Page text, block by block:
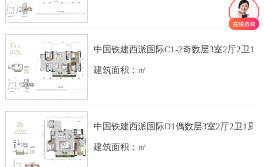
中国铁建西派国际C1-2奇数层3室2厅2卫1
建筑面积：㎡
中国铁建西派国际D1偶数层3室2厅2卫1厨
建筑面积：㎡